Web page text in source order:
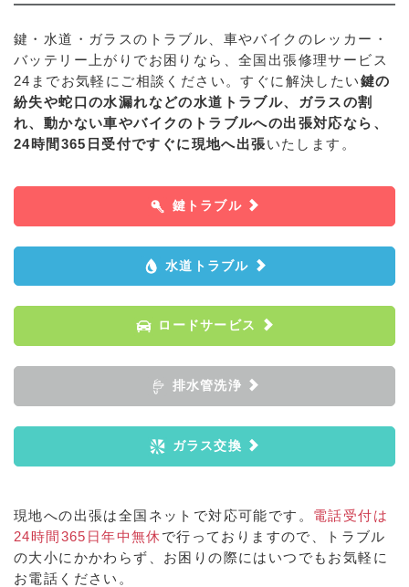
鍵・水道・ガラスのトラブル、車やバイクのレッカー・
バッテリー上がりでお困りなら、全国出張修理サービス
24までお気軽にご相談ください。すぐに解決したい鍵の
紛失や蛇口の水漏れなどの水道トラブル、ガラスの割
れ、動かない車やバイクのトラブルへの出張対応なら、
24時間365日受付ですぐに現地へ出張いたします。
鍵トラブル
水道トラブル
ロードサービス
排水管洗浄
ガラス交換
現地への出張は全国ネットで対応可能です。 電話受付は
24時間365日年中無休で行っておりますので、トラブル
の大小にかかわらず、お困りの際にはいつでもお気軽に
お電話ください。